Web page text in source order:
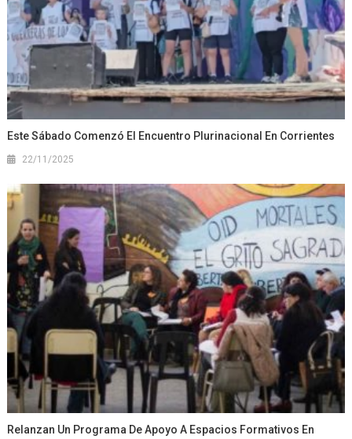
Este Sábado Comenzó El Encuentro Plurinacional En Corrientes
22/11/2025
Relanzan Un Programa De Apoyo A Espacios Formativos En